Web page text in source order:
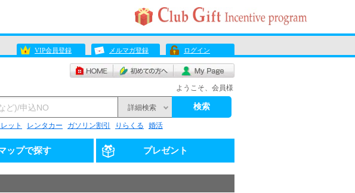
VIP会員登録 メルマガ登録 ログイン
ようこそ、会員様
詳細検索 検索
ット レンタカー ガソリン割引 りらくる 婚活
ップで探す プレゼント